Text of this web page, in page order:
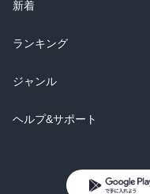
ラノベ
雑誌・グラビア
BL・TL
総合
ラノベ
雑誌・グラビア
BL・TL
新着
総合
ラノベ
雑誌・グラビア
ランキング
総合
ラノベ
ジャンル
コミック
ライトノベル
ヘルプ&サポート